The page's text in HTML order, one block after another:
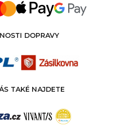
DOPRAVY
TAKÉ NAJDETE